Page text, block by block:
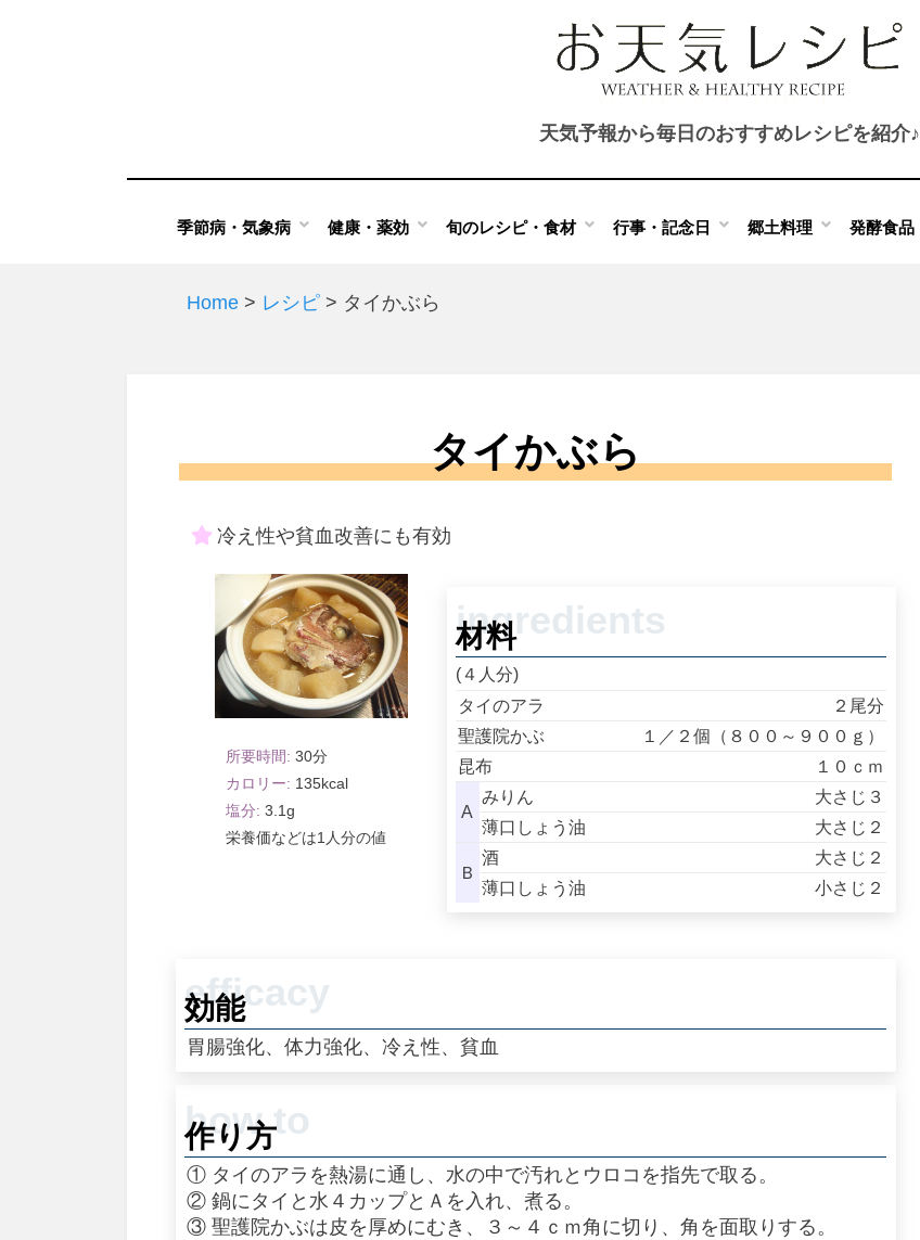
天気予報から毎日のおすすめレシピを紹介♪
季節病・気象病 健康・薬効 旬のレシピ・食材 行事・記念日 郷土料理 発酵食品
Home > レシピ > タイかぶら
タイかぶら
冷え性や貧血改善にも有効
30
135
3.1
1人分
材料
(４人分)
タイのアラ
２尾分
聖護院かぶ
１／２個（８００～９００ｇ）
昆布
１０ｃｍ
A
みりん
大さじ３
薄口しょう油
大さじ２
Ｂ
酒
大さじ２
薄口しょう油
小さじ２
効能
胃腸強化、体力強化、冷え性、貧血
作り方
① タイのアラを熱湯に通し、水の中で汚れとウロコを指先で取る。
② 鍋にタイと水４カップとＡを入れ、煮る。
③ 聖護院かぶは皮を厚めにむき、３～４ｃｍ角に切り、角を面取りする。